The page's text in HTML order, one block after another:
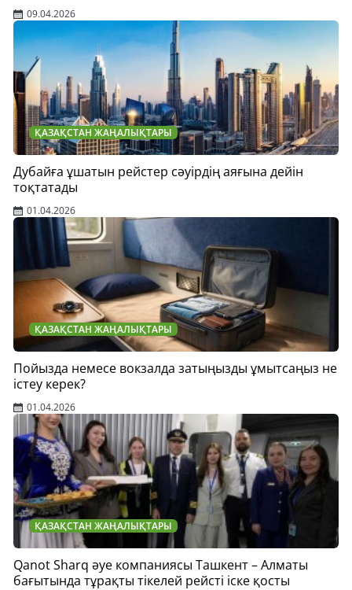
09.04.2026
ҚАЗАҚСТАН ЖАҢАЛЫҚТАРЫ
Дубайға ұшатын рейстер сәуірдің аяғына дейін
тоқтатады
01.04.2026
ҚАЗАҚСТАН ЖАҢАЛЫҚТАРЫ
Пойызда немесе вокзалда затыңызды ұмытсаңыз не
істеу керек?
01.04.2026
ҚАЗАҚСТАН ЖАҢАЛЫҚТАРЫ
Qanot Sharq әуе компаниясы Ташкент – Алматы
бағытында тұрақты тікелей рейсті іске қосты